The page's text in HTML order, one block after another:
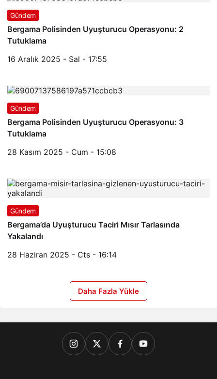
Gündem
Bergama Polisinden Uyuşturucu Operasyonu: 2
Tutuklama
16 Aralık 2025 - Sal - 17:55
Gündem
Bergama Polisinden Uyuşturucu Operasyonu: 3
Tutuklama
28 Kasım 2025 - Cum - 15:08
Gündem
Bergama’da Uyuşturucu Taciri Mısır Tarlasında
Yakalandı
28 Haziran 2025 - Cts - 16:14
Daha Fazla Yükle